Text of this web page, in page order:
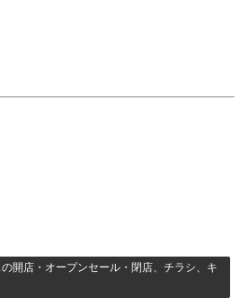
開店・オープンセール・閉店、チラシ、キ